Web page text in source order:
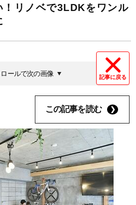
！リノベで3LDKをワンル
記事に戻る
ロールで次の画像
この記事を読む